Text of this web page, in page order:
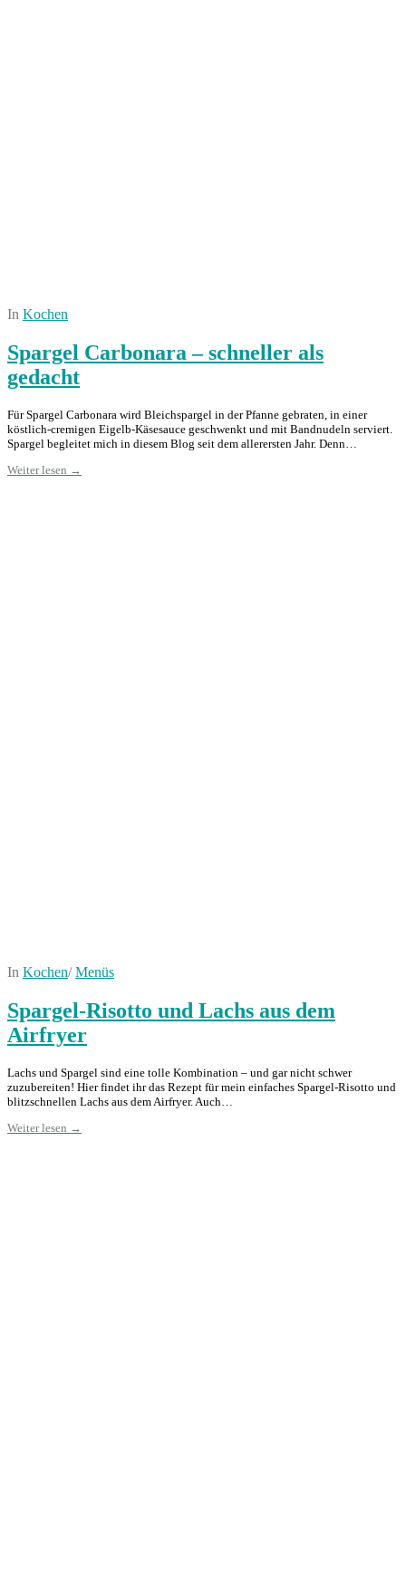
In Kochen
Spargel Carbonara – schneller als
gedacht
Für Spargel Carbonara wird Bleichspargel in der Pfanne gebraten, in einer
köstlich-cremigen Eigelb-Käsesauce geschwenkt und mit Bandnudeln serviert.
Spargel begleitet mich in diesem Blog seit dem allerersten Jahr. Denn…
Weiter lesen →
In Kochen/ Menüs
Spargel-Risotto und Lachs aus dem
Airfryer
Lachs und Spargel sind eine tolle Kombination – und gar nicht schwer
zuzubereiten! Hier findet ihr das Rezept für mein einfaches Spargel-Risotto und
blitzschnellen Lachs aus dem Airfryer. Auch…
Weiter lesen →